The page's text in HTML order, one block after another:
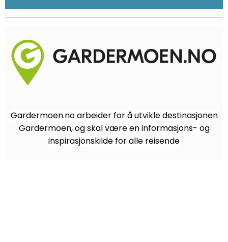
Gardermoen.no arbeider for å utvikle destinasjonen
Gardermoen, og skal være en informasjons- og
inspirasjonskilde for alle reisende